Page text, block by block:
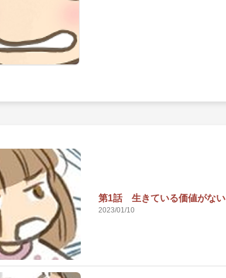
第1話 生きている価値がない
2023/01/10